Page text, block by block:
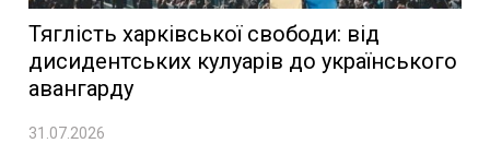
Тяглість харківської свободи: від
дисидентських кулуарів до українського
авангарду
31.07.2026